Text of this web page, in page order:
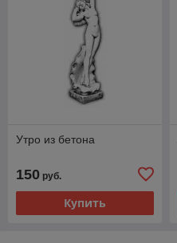
Утро из бетона
150 руб.
Купить